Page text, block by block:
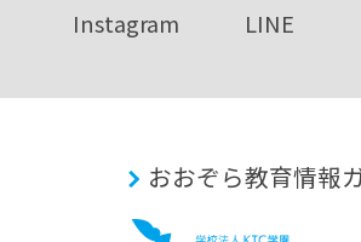
Instagram LINE
おおぞら教育情報